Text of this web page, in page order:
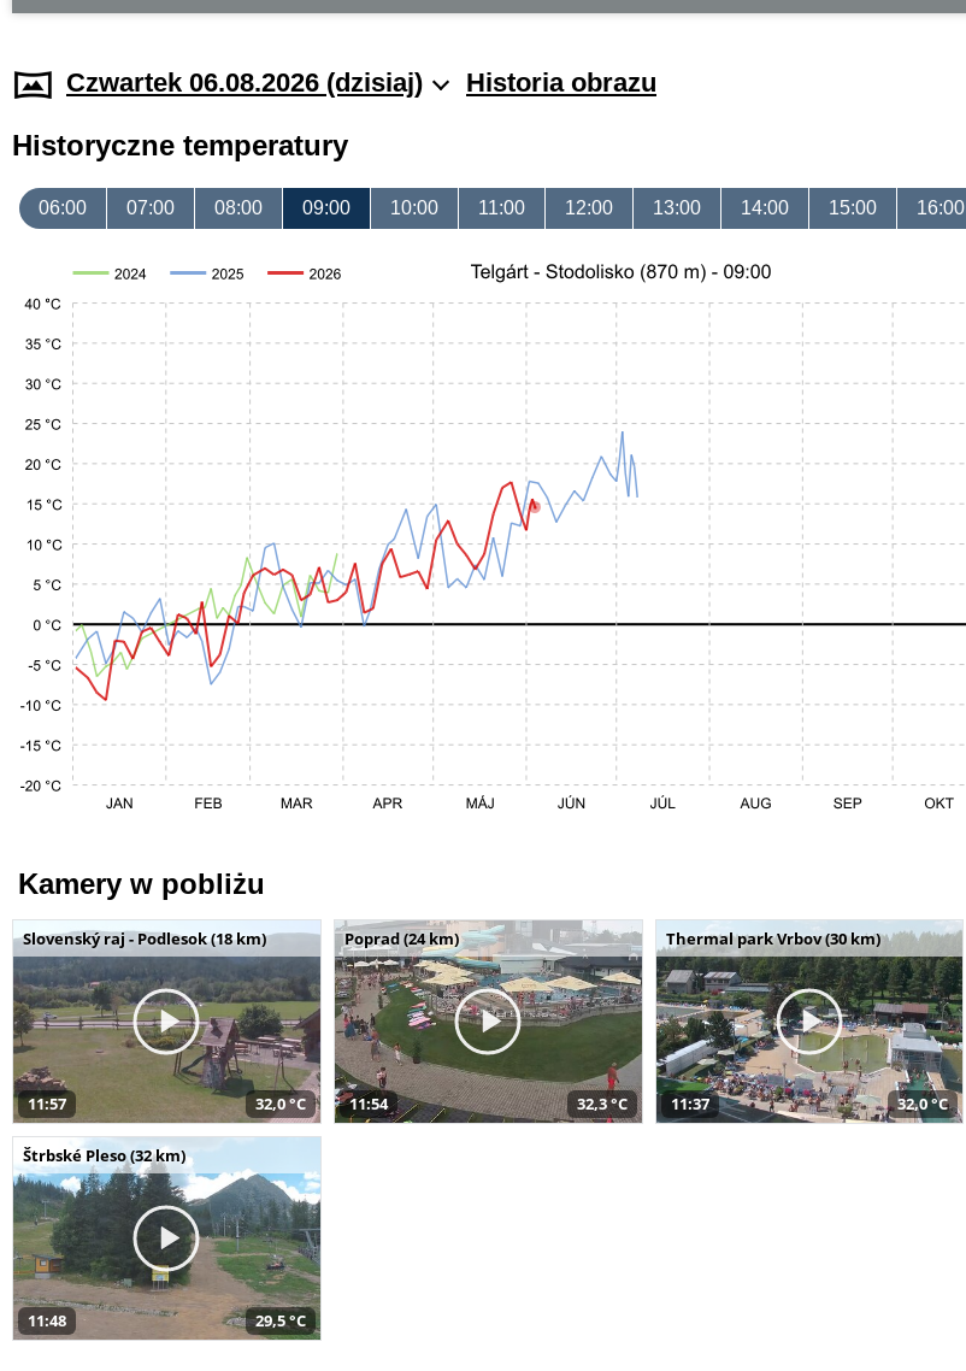
Czwartek 06.08.2026 (dzisiaj) Historia obrazu
Historyczne temperatury
06:00 07:00 08:00 09:00 10:00 11:00 12:00 13:00 14:00 15:00 16:00
Kamery w pobliżu
Slovenský raj - Podlesok (18 km)
11:57 32,0 °C
Poprad (24 km)
11:54 32,3 °C
Thermal park Vrbov (30 km)
11:37 32,0 °C
Štrbské Pleso (32 km)
11:48 29,5 °C